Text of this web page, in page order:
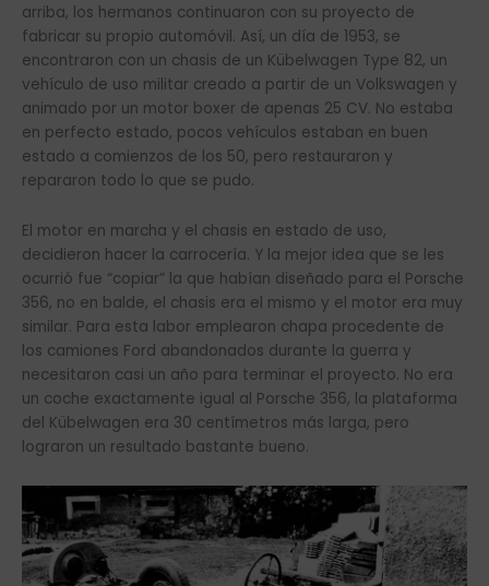
arriba, los hermanos continuaron con su proyecto de
fabricar su propio automóvil. Así, un día de 1953, se
encontraron con un chasis de un Kübelwagen Type 82, un
vehículo de uso militar creado a partir de un Volkswagen y
animado por un motor boxer de apenas 25 CV. No estaba
en perfecto estado, pocos vehículos estaban en buen
estado a comienzos de los 50, pero restauraron y
repararon todo lo que se pudo.
El motor en marcha y el chasis en estado de uso,
decidieron hacer la carrocería. Y la mejor idea que se les
ocurrió fue “copiar” la que habían diseñado para el Porsche
356, no en balde, el chasis era el mismo y el motor era muy
similar. Para esta labor emplearon chapa procedente de
los camiones Ford abandonados durante la guerra y
necesitaron casi un año para terminar el proyecto. No era
un coche exactamente igual al Porsche 356, la plataforma
del Kübelwagen era 30 centímetros más larga, pero
lograron un resultado bastante bueno.